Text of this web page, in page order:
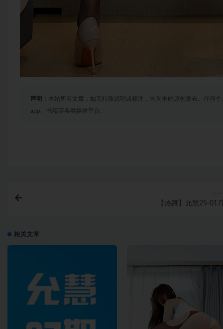
声明： 本站所有文章，如无特殊说明或标注，均为本站原创发布。任何
app、书籍等各类媒体平台。
【热舞】允慧25-017
相关文章